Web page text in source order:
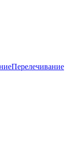
Перелечивание